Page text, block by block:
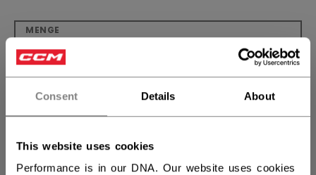
Consent Details About
This website uses cookies
Performance is in our DNA. Our website uses cookies
MENGE
FILIALVERFÜGBARKEIT
Versandbestimmungen